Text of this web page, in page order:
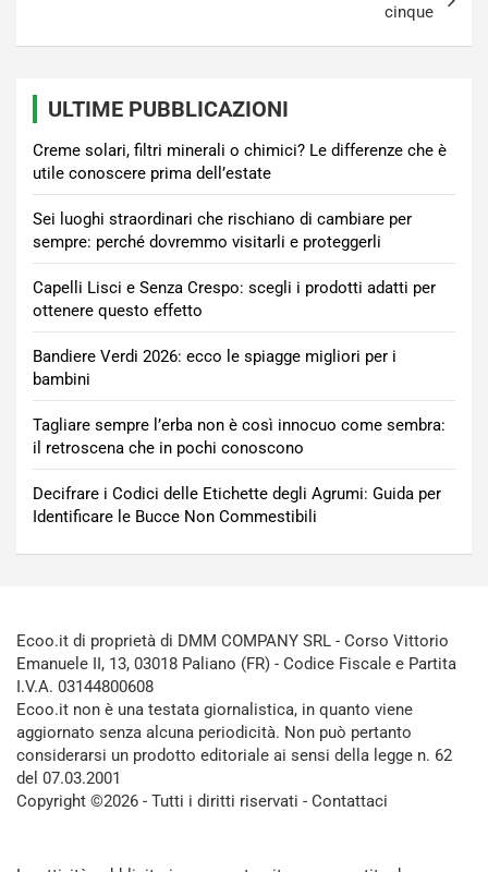
cinque
ULTIME PUBBLICAZIONI
Creme solari, filtri minerali o chimici? Le differenze che è
utile conoscere prima dell’estate
Sei luoghi straordinari che rischiano di cambiare per
sempre: perché dovremmo visitarli e proteggerli
Capelli Lisci e Senza Crespo: scegli i prodotti adatti per
ottenere questo effetto
Bandiere Verdi 2026: ecco le spiagge migliori per i
bambini
Tagliare sempre l’erba non è così innocuo come sembra:
il retroscena che in pochi conoscono
Decifrare i Codici delle Etichette degli Agrumi: Guida per
Identificare le Bucce Non Commestibili
Ecoo.it di proprietà di DMM COMPANY SRL - Corso Vittorio
Emanuele II, 13, 03018 Paliano (FR) - Codice Fiscale e Partita
I.V.A. 03144800608
Ecoo.it non è una testata giornalistica, in quanto viene
aggiornato senza alcuna periodicità. Non può pertanto
considerarsi un prodotto editoriale ai sensi della legge n. 62
del 07.03.2001
Copyright ©2026 - Tutti i diritti riservati - Contattaci